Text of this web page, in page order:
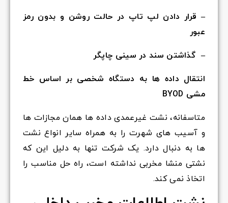
– قرار دادن لپ تاپ در حالت روشن و بدون رمز
عبور
– گذاشتن سند در سینی چاپگر
انتقال داده ها به دستگاه شخصی بر اساس خط
مشی BYOD
متاسفانه، نشت غیرعمدی داده ها همان مجازات ها
و آسیب های شهرت را به همراه سایر انواع نشت
ها به دنبال دارد. یک شرکت تنها به دلیل این که
نشتی منشا مخربی نداشته است، راه حل مناسب را
اتخاذ نمی کند.